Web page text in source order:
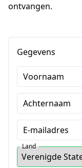
ontvangen.
Gegevens
Voornaam
Achternaam
E-mailadres
Land